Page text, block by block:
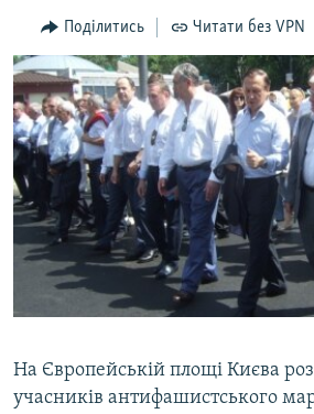
Перейти
до
пошуку
ПОГЛЯД
ІНТЕРВ'Ю
ВСЕ ЗА ДЕНЬ
СПЕЦПРОЕКТИ
ДЕПОРТАЦІЯ
ВІДЕОУРОКИ «ELIFBE»
СВІДЧЕННЯ ОКУПАЦІЇ
УКРАЇНСЬКА ПРОБЛЕМА КРИМУ
ЯК ОБІЙТИ БЛОКУВАННЯ
Русский
Qırımtatar
Поділитись Читати без VPN
На Європейській площі Києва
учасників антифашистського